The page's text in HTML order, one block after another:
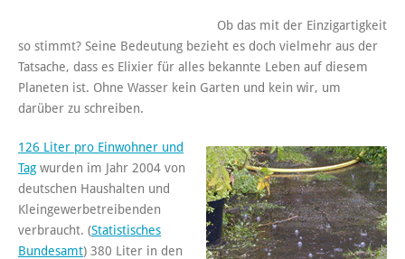
Ob das mit der Einzigartigkeit
so stimmt? Seine Bedeutung bezieht es doch vielmehr aus der
Tatsache, dass es Elixier für alles bekannte Leben auf diesem
Planeten ist. Ohne Wasser kein Garten und kein wir, um
darüber zu schreiben.
126 Liter pro Einwohner und
Tag wurden im Jahr 2004 von
deutschen Haushalten und
Kleingewerbetreibenden
verbraucht. (Statistisches
Bundesamt) 380 Liter in den